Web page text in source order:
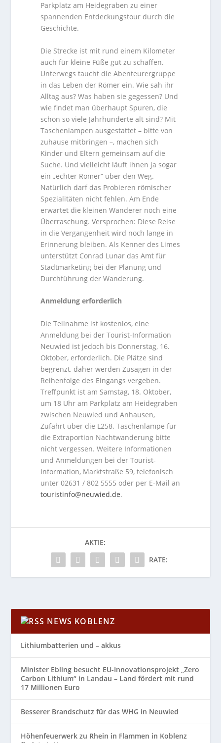
Parkplatz am Heidegraben zu einer
spannenden Entdeckungstour durch die
Geschichte.
Die Strecke ist mit rund einem Kilometer
auch für kleine Füße gut zu schaffen.
Unterwegs taucht die Abenteurergruppe
in das Leben der Römer ein. Wie sah ihr
Alltag aus? Was haben sie gegessen? Und
wie findet man überhaupt Spuren, die
schon so viele Jahrhunderte alt sind? Mit
Taschenlampen ausgestattet – bitte von
zuhause mitbringen –, machen sich
Kinder und Eltern gemeinsam auf die
Suche. Und vielleicht läuft ihnen ja sogar
ein „echter Römer“ über den Weg.
Natürlich darf das Probieren römischer
Spezialitäten nicht fehlen. Am Ende
erwartet die kleinen Wanderer noch eine
Überraschung. Versprochen: Diese Reise
in die Vergangenheit wird noch lange in
Erinnerung bleiben. Als Kenner des Limes
unterstützt Conrad Lunar das Amt für
Stadtmarketing bei der Planung und
Durchführung der Wanderung.
Anmeldung erforderlich
Die Teilnahme ist kostenlos, eine
Anmeldung bei der Tourist-Information
Neuwied ist jedoch bis Donnerstag, 16.
Oktober, erforderlich. Die Plätze sind
begrenzt, daher werden Zusagen in der
Reihenfolge des Eingangs vergeben.
Treffpunkt ist am Samstag, 18. Oktober,
um 18 Uhr am Parkplatz am Heidegraben
zwischen Neuwied und Anhausen,
Zufahrt über die L258. Taschenlampe für
die Extraportion Nachtwanderung bitte
nicht vergessen. Weitere Informationen
und Anmeldungen bei der Tourist-
Information, Marktstraße 59, telefonisch
unter 02631 / 802 5555 oder per E-Mail an
touristinfo@neuwied.de.
AKTIE:
RATE:
NEWS KOBLENZ
Lithiumbatterien und – akkus
Minister Ebling besucht EU-Innovationsprojekt „Zero
Carbon Lithium“ in Landau – Land fördert mit rund
17 Millionen Euro
Besserer Brandschutz für das WHG in Neuwied
Höhenfeuerwerk zu Rhein in Flammen in Koblenz